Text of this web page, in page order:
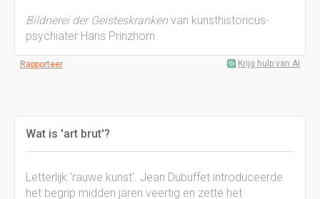
Bildnerei der Geisteskranken van kunsthistoricus-
psychiater Hans Prinzhorn.
Rapporteer Krijg hulp van AI
Wat is 'art brut'?
Letterlijk 'rauwe kunst'. Jean Dubuffet introduceerde
het begrip midden jaren veertig en zette het